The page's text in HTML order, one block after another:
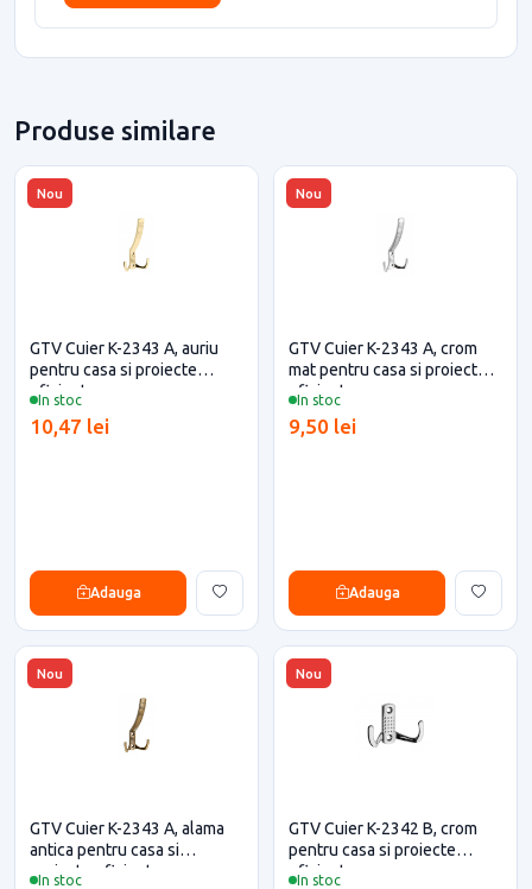
Produse similare
Nou
In stoc
GTV Cuier K-2343 A, auriu
pentru casa si proiecte
eficiente
10,47 lei
Adauga
Nou
In stoc
GTV Cuier K-2343 A, crom
mat pentru casa si proiecte
eficiente
9,50 lei
Adauga
Nou
In stoc
GTV Cuier K-2343 A, alama
antica pentru casa si
proiecte eficiente
Nou
In stoc
GTV Cuier K-2342 B, crom
pentru casa si proiecte
eficiente